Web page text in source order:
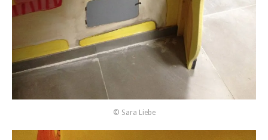
© Sara Liebe